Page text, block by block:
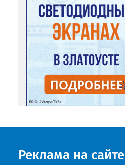
Реклама на сайте